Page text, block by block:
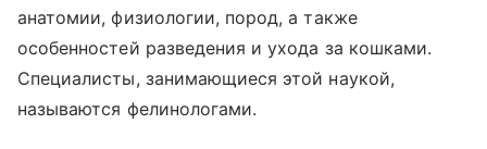
анатомии, физиологии, пород, а также
особенностей разведения и ухода за кошками.
Специалисты, занимающиеся этой наукой,
называются фелинологами.